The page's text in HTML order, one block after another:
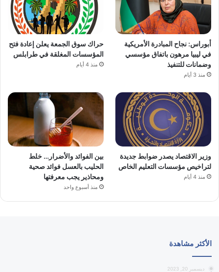
أبوراس: نجاح المبادرة الأمريكية
في ليبيا مرهون باتفاق مؤسسي
وضمانات للتنفيذ
منذ 3 أيام
حراك سوق الجمعة يعلن إعادة فتح
المؤسسات المغلقة في طرابلس
منذ 4 أيام
وزير الاقتصاد يصدر ضوابط جديدة
لتراخيص مؤسسات التعليم الخاص
منذ 4 أيام
بين الفوائد والأضرار… خلط
الحليب بالعسل فوائد صحية
ومحاذير يجب معرفتها
منذ أسبوع واحد
الأكثر مشاهدة
ديسمبر 20, 2023